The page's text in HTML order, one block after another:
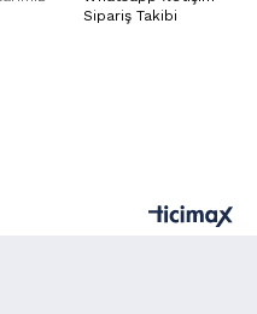
Sipariş Takibi